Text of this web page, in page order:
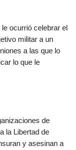
ocurrió celebrar el
militar a un
a las que lo
lo que le
de
la Libertad de
y asesinan a